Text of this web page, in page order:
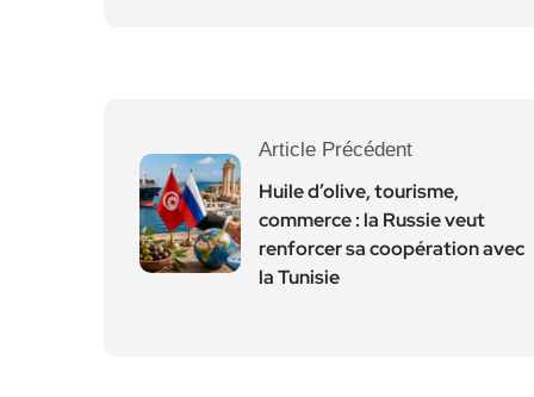
Article Précédent
Huile d’olive, tourisme,
commerce : la Russie veut
renforcer sa coopération avec
la Tunisie